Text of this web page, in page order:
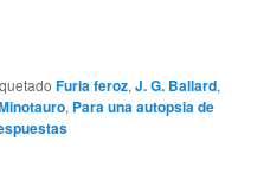
Furia feroz,J. G. Ballard,
, Para una autopsia de